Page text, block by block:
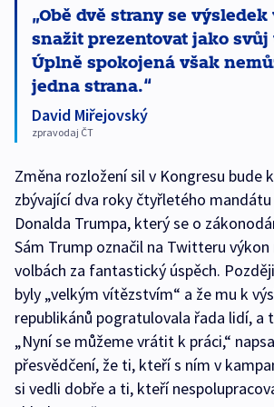
Obě dvě strany se
snažit prezentovat jako svůj
Úplně spokojená však
jedna strana.
David Miřejovský
zpravodaj ČT
Změna rozložení sil v Kongresu bude
zbývající dva roky čtyřletého
Donalda Trumpa, který se o
Sám Trump označil na Twitteru výkon
volbách za fantastický úspěch.
byly „velkým vítězstvím“ a že mu k
republikánů pogratulovala řada lidí, a
„Nyní se můžeme vrátit k práci,“
přesvědčení, že ti, kteří s ním v
si vedli dobře a ti, kteří